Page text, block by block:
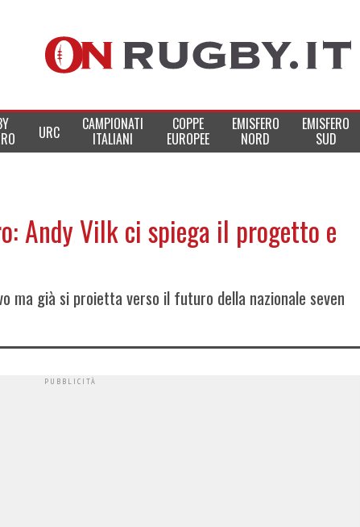
URC CAMPIONATI
ITALIANI
COPPE
EUROPEE
EMISFERO
NORD
EMISFERO
SUD
Andy Vilk ci spiega il progetto e
ma già si proietta verso il futuro della nazionale seven